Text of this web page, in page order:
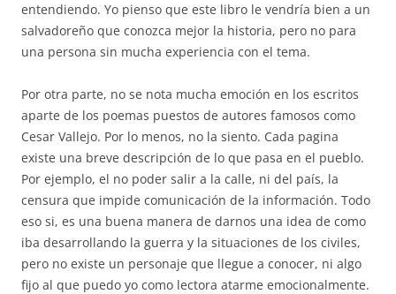
entendiendo. Yo pienso que este libro le vendría bien a un
salvadoreño que conozca mejor la historia, pero no para
una persona sin mucha experiencia con el tema.
Por otra parte, no se nota mucha emoción en los escritos
aparte de los poemas puestos de autores famosos como
Cesar Vallejo. Por lo menos, no la siento. Cada pagina
existe una breve descripción de lo que pasa en el pueblo.
Por ejemplo, el no poder salir a la calle, ni del país, la
censura que impide comunicación de la información. Todo
eso si, es una buena manera de darnos una idea de como
iba desarrollando la guerra y la situaciones de los civiles,
pero no existe un personaje que llegue a conocer, ni algo
fijo al que puedo yo como lectora atarme emocionalmente.